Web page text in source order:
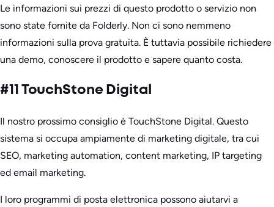
Le informazioni sui prezzi di questo prodotto o servizio non
sono state fornite da Folderly. Non ci sono nemmeno
informazioni sulla prova gratuita. È tuttavia possibile richiedere
una demo, conoscere il prodotto e sapere quanto costa.
#11 TouchStone Digital
Il nostro prossimo consiglio è TouchStone Digital. Questo
sistema si occupa ampiamente di marketing digitale, tra cui
SEO, marketing automation, content marketing, IP targeting
ed email marketing.
I loro programmi di posta elettronica possono aiutarvi a